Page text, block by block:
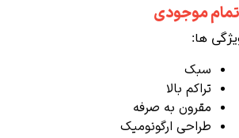
موجودی
ها:
سبک
تراکم بالا
مقرون به صرفه
طراحی ارگونومیک